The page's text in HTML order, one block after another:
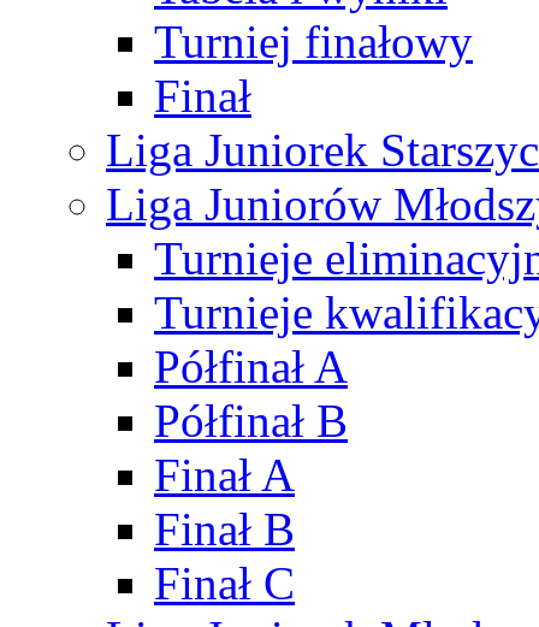
Turniej finałowy
Finał
Liga Juniorek
Liga Juniorów
Turnieje
Turnieje
Półfinał A
Półfinał B
Finał A
Finał B
Finał C